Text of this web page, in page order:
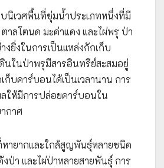
นิเวศพื้นที่ชุ่มน้ำประเภทหนึ่งที่มี
าลโตนด มะค่าแดง และไผ่พรุ ป่า
ยิ่งในการเป็นแหล่งกักเก็บ
นในป่าพรุมีสารอินทรีย์สะสมอยู่
ก็บคาร์บอนได้เป็นเวลานาน การ
ให้มีการปล่อยคาร์บอนใน
กาศ
ายากและใกล้สูญพันธุ์หลายชนิด
ป่า และไผ่ป่าหลายสายพันธุ์ การ